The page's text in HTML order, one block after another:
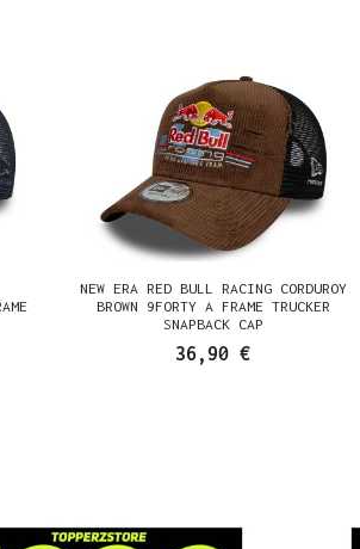
NEW ERA RED BULL RACING CORDUROY
BROWN 9FORTY A FRAME TRUCKER
SNAPBACK CAP
36,90 €